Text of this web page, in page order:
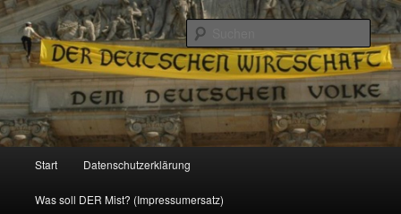
Reizzentrum
Politik, Wirtschaft, Soziales und Gesellschaft
Zum
Inhalt
Start Datenschutzerklärung
Was soll DER Mist? (Impressumersatz)